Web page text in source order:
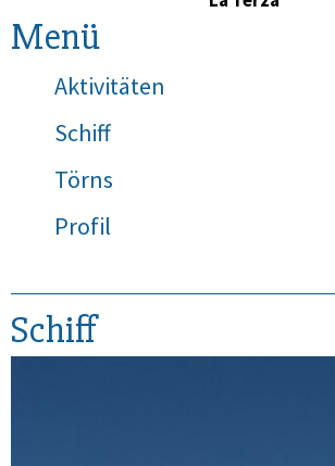
Menü
Aktivitäten
Schiff
Törns
Profil
Schiff